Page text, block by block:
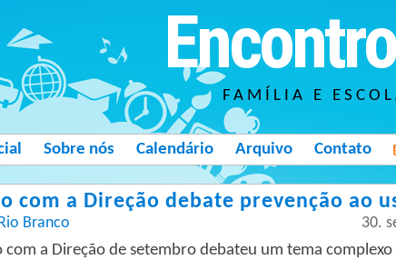
FAMÍLIA E
Sobre nós Calendário Arquivo Contato
com a Direção debate prevenção ao
Branco 30.
com a Direção de setembro debateu um tema complexo